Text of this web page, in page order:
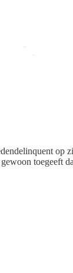
toegeeft